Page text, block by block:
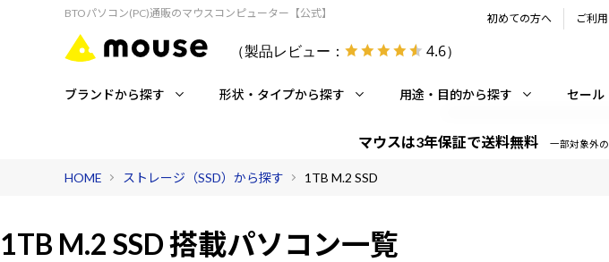
BTOパソコン(PC)通販のマウスコンピューター【公式】
（製品レビュー： 4.6）
初めての方へ ご利
ブランドから探す 形状・タイプから探す 用途・目的から探す セール
マウスは3年保証で送料無料 一部対象外
HOME ストレージ（SSD）から探す 1TB M.2 SSD
1TB M.2 SSD 搭載パソコン一覧